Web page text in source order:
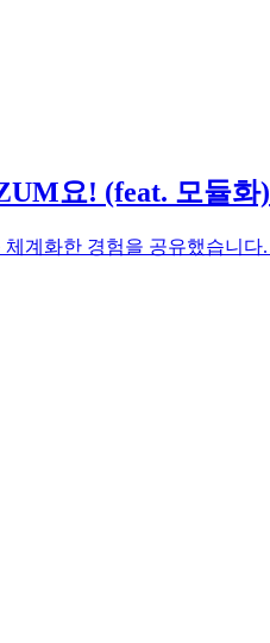
요! (feat. 모듈화)
계화한 경험을 공유했습니